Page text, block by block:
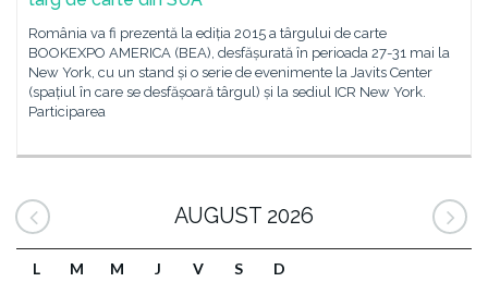
România va fi prezentă la ediția 2015 a târgului de carte
BOOKEXPO AMERICA (BEA), desfășurată în perioada 27-31 mai la
New York, cu un stand și o serie de evenimente la Javits Center
(spațiul în care se desfășoară târgul) și la sediul ICR New York.
Participarea
AUGUST 2026
L M M J V S D